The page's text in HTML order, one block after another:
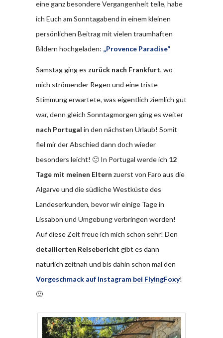
eine ganz besondere Vergangenheit teile, habe
ich Euch am Sonntagabend in einem kleinen
persönlichen Beitrag mit vielen traumhaften
Bildern hochgeladen: „Provence Paradise“
Samstag ging es zurück nach Frankfurt, wo
mich strömender Regen und eine triste
Stimmung erwartete, was eigentlich ziemlich gut
war, denn gleich Sonntagmorgen ging es weiter
nach Portugal in den nächsten Urlaub! Somit
fiel mir der Abschied dann doch wieder
besonders leicht! 🙂 In Portugal werde ich 12
Tage mit meinen Eltern zuerst von Faro aus die
Algarve und die südliche Westküste des
Landeserkunden, bevor wir einige Tage in
Lissabon und Umgebung verbringen werden!
Auf diese Zeit freue ich mich schon sehr! Den
detailierten Reisebericht gibt es dann
natürlich zeitnah und bis dahin schon mal den
Vorgeschmack auf Instagram bei FlyingFoxy!
🙂